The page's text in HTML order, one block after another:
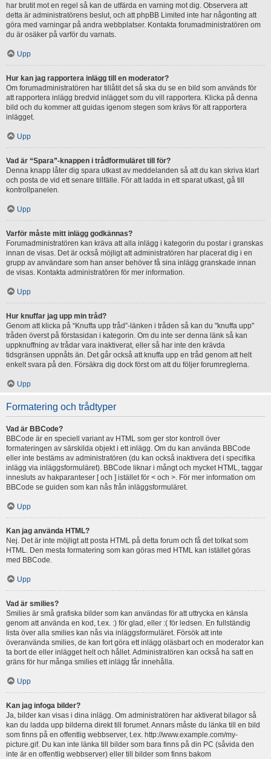
har brutit mot en regel så kan de utfärda en varning mot dig. Observera att
detta är administratörens beslut, och att phpBB Limited inte har någonting att
göra med varningar på andra webbplatser. Kontakta forumadministratören om
du är osäker på varför du varnats.
Upp
Hur kan jag rapportera inlägg till en moderator?
Om forumadministratören har tillåtit det så ska du se en bild som används för
att rapportera inlägg bredvid inlägget som du vill rapportera. Klicka på denna
bild och du kommer att guidas igenom stegen som krävs för att rapportera
inlägget.
Upp
Vad är “Spara”-knappen i trådformuläret till för?
Denna knapp låter dig spara utkast av meddelanden så att du kan skriva klart
och posta de vid ett senare tillfälle. För att ladda in ett sparat utkast, gå till
kontrollpanelen.
Upp
Varför måste mitt inlägg godkännas?
Forumadministratören kan kräva att alla inlägg i kategorin du postar i granskas
innan de visas. Det är också möjligt att administratören har placerat dig i en
grupp av användare som han anser behöver få sina inlägg granskade innan
de visas. Kontakta administratören för mer information.
Upp
Hur knuffar jag upp min tråd?
Genom att klicka på “Knuffa upp tråd”-länken i tråden så kan du "knuffa upp"
tråden överst på förstasidan i kategorin. Om du inte ser denna länk så kan
uppknuffning av trådar vara inaktiverat, eller så har inte den krävda
tidsgränsen uppnåts än. Det går också att knuffa upp en tråd genom att helt
enkelt svara på den. Försäkra dig dock först om att du följer forumreglerna.
Upp
Formatering och trådtyper
Vad är BBCode?
BBCode är en speciell variant av HTML som ger stor kontroll över
formateringen av särskilda objekt i ett inlägg. Om du kan använda BBCode
eller inte bestäms av administratören (du kan också inaktivera det i specifika
inlägg via inläggsformuläret). BBCode liknar i mångt och mycket HTML, taggar
innesluts av hakparanteser [ och ] istället för < och >. För mer information om
BBCode se guiden som kan nås från inläggsformuläret.
Upp
Kan jag använda HTML?
Nej. Det är inte möjligt att posta HTML på detta forum och få det tolkat som
HTML. Den mesta formatering som kan göras med HTML kan istället göras
med BBCode.
Upp
Vad är smilies?
Smilies är små grafiska bilder som kan användas för att uttrycka en känsla
genom att använda en kod, t.ex. :) för glad, eller :( för ledsen. En fullständig
lista över alla smilies kan nås via inläggsformuläret. Försök att inte
överanvända smilies, de kan fort göra ett inlägg oläsbart och en moderator kan
ta bort de eller inlägget helt och hållet. Administratören kan också ha satt en
gräns för hur många smilies ett inlägg får innehålla.
Upp
Kan jag infoga bilder?
Ja, bilder kan visas i dina inlägg. Om administratören har aktiverat bilagor så
kan du ladda upp bilderna direkt till forumet. Annars måste du länka till en bild
som finns på en offentlig webbserver, t.ex. http://www.example.com/my-
picture.gif. Du kan inte länka till bilder som bara finns på din PC (såvida den
inte är en offentlig webbserver) eller till bilder som finns bakom